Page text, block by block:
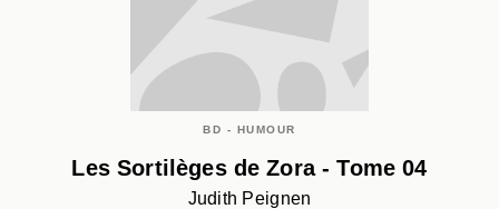
BD - HUMOUR
Les Sortilèges de Zora - Tome 04
Judith Peignen